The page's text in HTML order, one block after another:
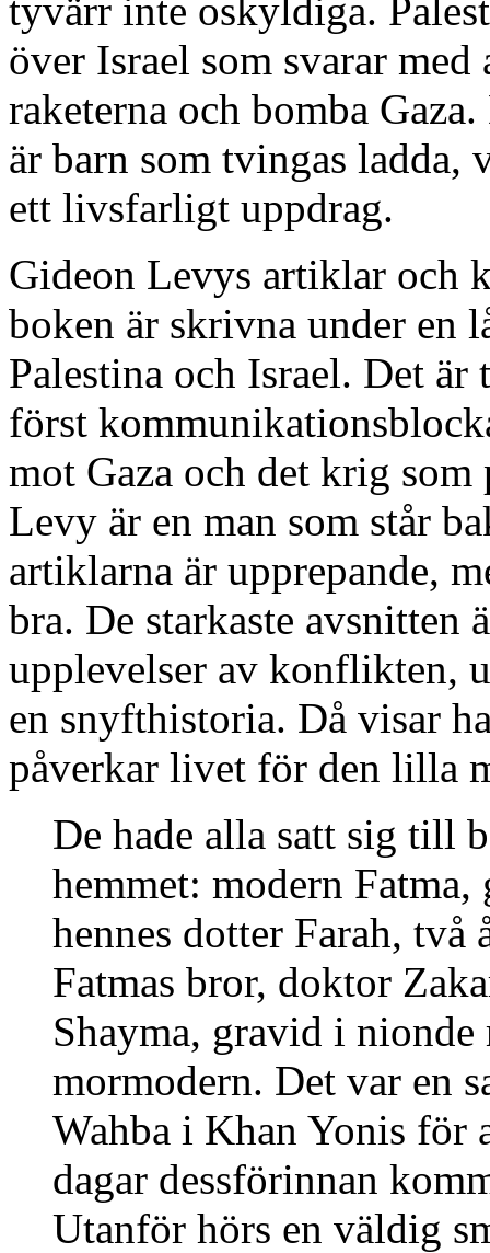
tyvärr inte oskyldiga.
över Israel som svarar
raketerna och bomba
är barn som tvingas ladda,
ett livsfarligt uppdrag.
Gideon Levys artiklar och
boken är skrivna under en
Palestina och Israel. Det
först
mot Gaza och det krig
Levy är en man som står
artiklarna är upprepande,
bra. De starkaste avsnitten
upplevelser av konflikten,
en snyfthistoria. Då visar
påverkar livet för den lilla
De hade alla satt sig till
hemmet: modern
hennes dotter Farah, två
Fatmas bror, doktor
Shayma, gravid i nionde
mormodern. Det var en
Wahba i Khan Yonis för
dagar dessförinnan
Utanför hörs en väldig